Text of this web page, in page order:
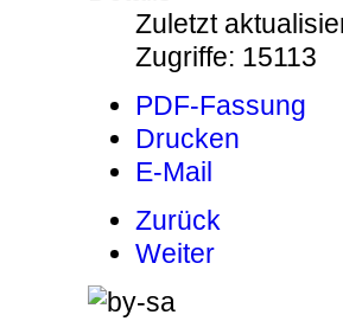
Zuletzt
Zugriffe: 15113
PDF-Fassung
Drucken
E-Mail
Zurück
Weiter